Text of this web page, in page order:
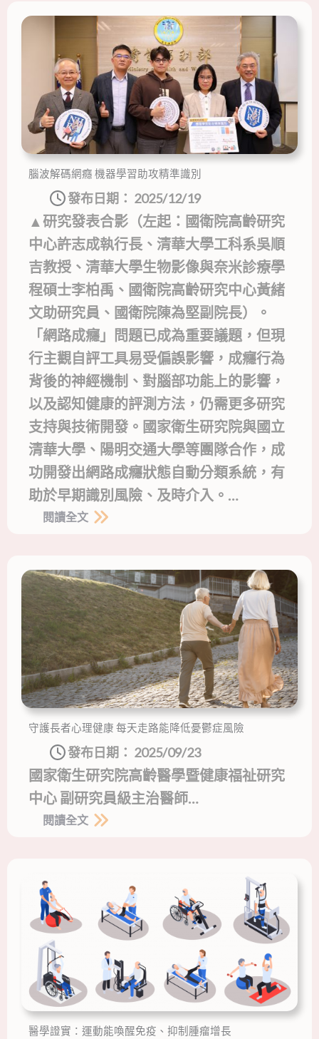
腦波解碼網癮 機器學習助攻精準識別
發布日期： 2025/12/19
▲研究發表合影（左起：國衛院高齡研究
中心許志成執行長、清華大學工科系吳順
吉教授、清華大學生物影像與奈米診療學
程碩士李柏禹、國衛院高齡研究中心黃緒
文助研究員、國衛院陳為堅副院長）。
「網路成癮」問題已成為重要議題，但現
行主觀自評工具易受偏誤影響，成癮行為
背後的神經機制、對腦部功能上的影響，
以及認知健康的評測方法，仍需更多研究
支持與技術開發。國家衛生研究院與國立
清華大學、陽明交通大學等團隊合作，成
功開發出網路成癮狀態自動分類系統，有
助於早期識別風險、及時介入。…
閱讀全文
守護長者心理健康 每天走路能降低憂鬱症風險
發布日期： 2025/09/23
國家衛生研究院高齡醫學暨健康福祉研究
中心 副研究員級主治醫師…
閱讀全文
醫學證實：運動能喚醒免疫、抑制腫瘤增長